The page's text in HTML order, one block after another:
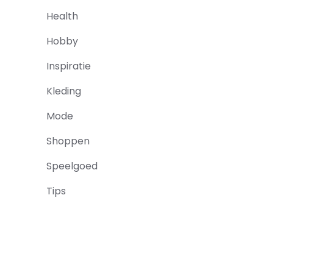
Health
Hobby
Inspiratie
Kleding
Mode
Shoppen
Speelgoed
Tips